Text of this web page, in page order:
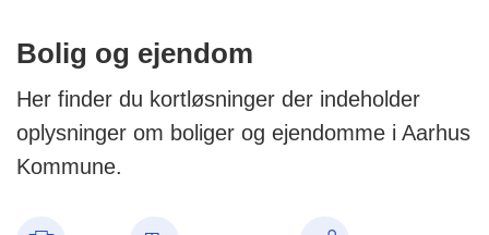
Bolig og ejendom
Her finder du kortløsninger der indeholder
oplysninger om boliger og ejendomme i Aarhus
Kommune.